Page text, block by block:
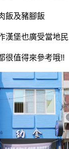
飯及豬腳飯
漢堡也廣受當地
很值得來參考哦!!